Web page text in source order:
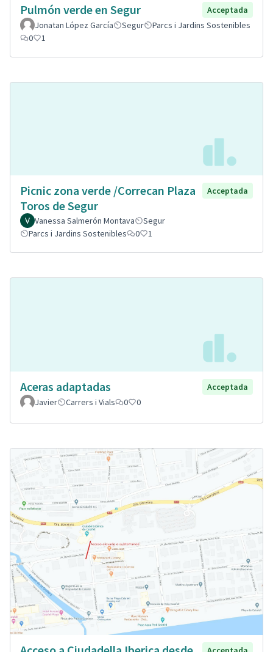
Pulmón verde en Segur
Acceptada
Jonatan López García
Segur
Parcs i Jardins Sostenibles
0
1
Picnic zona verde /Correcan Plaza
Toros de Segur
Acceptada
Vanessa Salmerón Montava
Segur
Parcs i Jardins Sostenibles
0 1
Aceras adaptadas
Acceptada
Javier
Carrers i Vials 0 0